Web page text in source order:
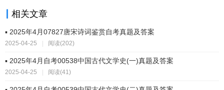
相关文章
▪ 2025年4月07827唐宋诗词鉴赏自考真题及答案
2025-04-25 阅读(202)
▪ 2025年4月自考00538中国古代文学史(一)真题及答案
2025-04-25 阅读(41)